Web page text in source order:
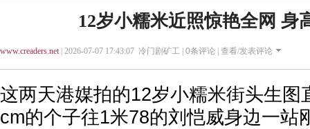
12岁小糯米近照惊艳全网 身
www.creaders.net| 2026-07-07 17:43:07 冷门剧矿工 | 0条评论 | 查看/发表评论
这两天港媒拍的12岁小糯米街头生图
cm的个子往1米78的刘恺威身边一站